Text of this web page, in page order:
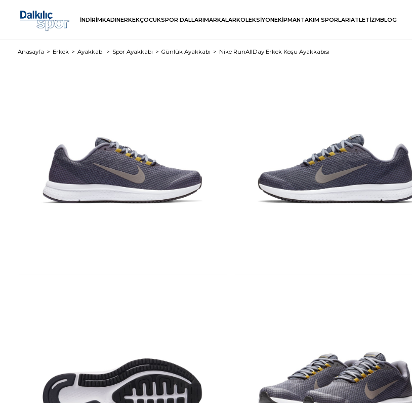
İNDİRİMKADINERKEKÇOCUKSPOR DALLARIMARKALARKOLEKSİYONEKİPMANTAKIM SPORLARIATLETİZMBLOG
Anasayfa Erkek Ayakkabı Spor Ayakkabı Günlük Ayakkabı Nike RunAllDay Erkek Koşu Ayakkabısı